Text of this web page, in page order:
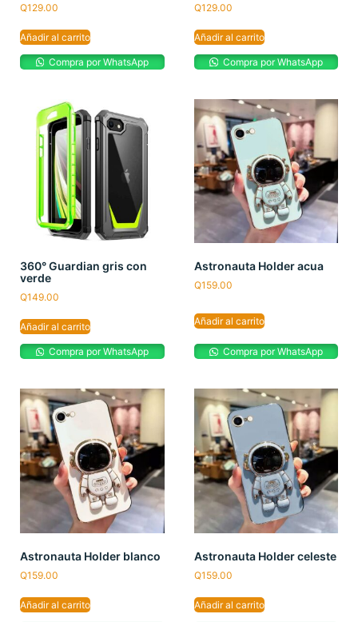
Q129.00
Añadir al carrito
Compra por WhatsApp
Q129.00
Añadir al carrito
Compra por WhatsApp
360° Guardian gris con
verde
Q149.00
Añadir al carrito
Compra por WhatsApp
Astronauta Holder acua
Q159.00
Añadir al carrito
Compra por WhatsApp
Astronauta Holder blanco
Q159.00
Añadir al carrito
Astronauta Holder celeste
Q159.00
Añadir al carrito